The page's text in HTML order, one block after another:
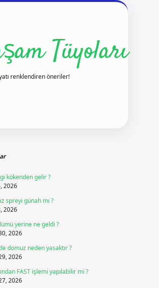
Tüyoları
renklendiren öneriler!
kökenden gelir ?
2026
spreyi günah mı ?
2026
yerine ne geldi ?
2026
domuz neden yasaktır ?
2026
FAST işlemi yapılabilir mi ?
2026